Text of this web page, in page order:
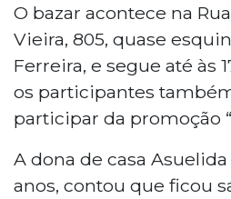
O bazar acontece na
Vieira, 805, quase
Ferreira, e segue até às
os participantes
participar da promoção
A dona de casa
anos, contou que ficou